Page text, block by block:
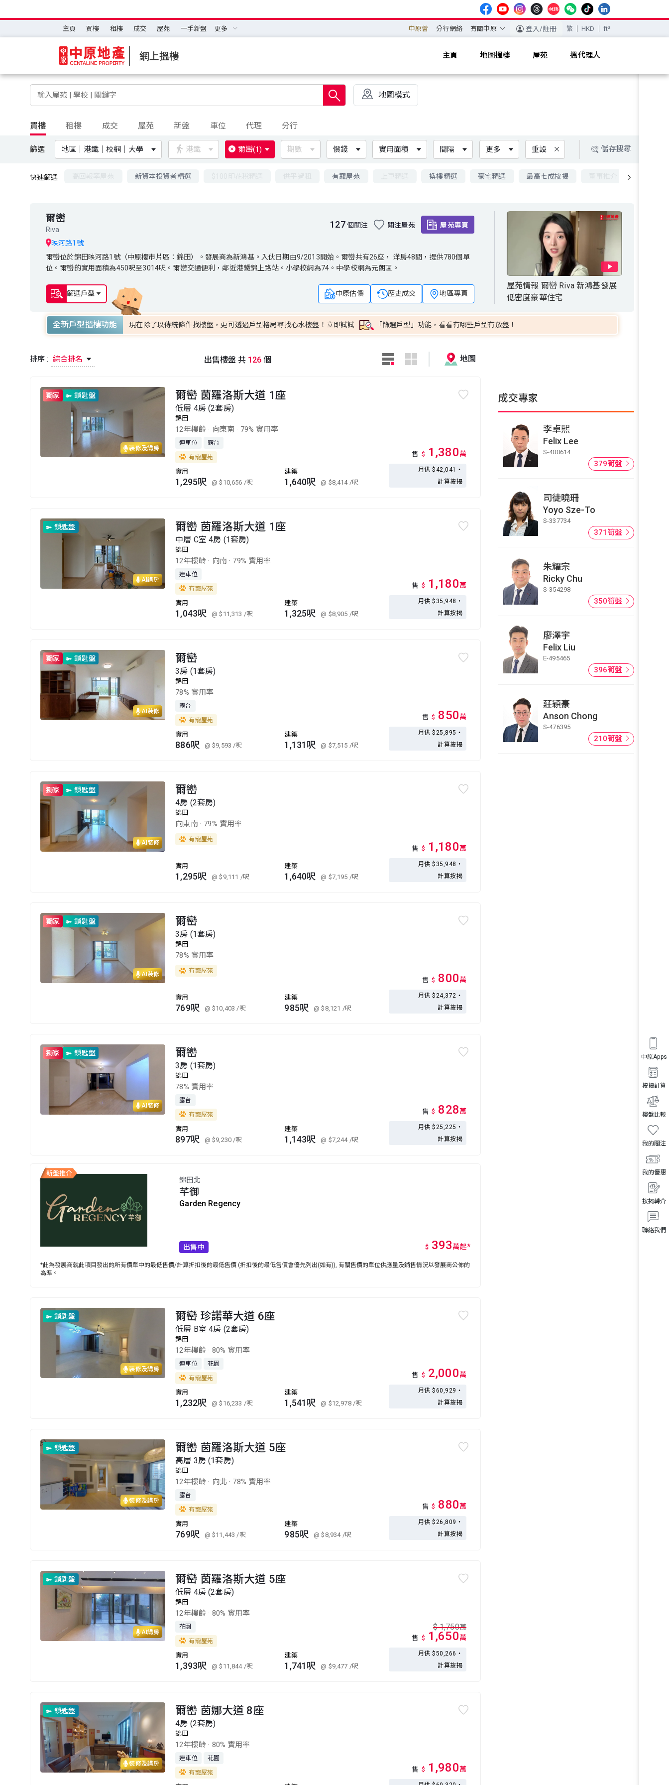
主頁 買樓 租樓 成交 屋苑 一手新盤 更多 中原薈 分行網絡 有關中原 登入/註冊 繁 HKD ft²
網上搵樓 主頁 地圖搵樓 屋苑 搵代理人
聯絡我們
按揭轉介
我的優惠
我的關注
樓盤比較
按揭計算
中原Apps
地圖模式
買樓 租樓 成交 屋苑 新盤 車位 代理 分行
篩選 地區｜港鐵｜校網｜大學 港鐵 爾巒(1) 期數 價錢 實用面積 間隔 更多 重設 儲存搜尋
快速篩選 新資本投資者精選 有寵屋苑 換樓精選 豪宅精選 最高七成按揭
爾巒
Riva 127個關注 關注屋苑 屋苑專頁
映河路1號
爾巒位於錦田映河路1號（中原樓市片區：錦田）。發展商為新鴻基。入伙日期由9/2013開始。爾巒共有26座， 洋房48間，提供780個單
位。爾巒的實用面積為450呎至3014呎。爾巒交通便利，鄰近港鐵錦上路站。小學校網為74。中學校網為元朗區。
爾巒位於錦田映河路1號（中原樓市片區：錦田）。發展商為新鴻基。入伙日期由9/2013開始。爾巒共有26座， 洋房48間，提供780個單
位。爾巒的實用面積為450呎至3014呎。爾巒交通便利，鄰近港鐵錦上路站。小學校網為74。中學校網為元朗區。
篩選戶型 中原估價 歷史成交 地區專頁
屋苑情報 爾巒 Riva 新鴻基發展
低密度豪華住宅
全新戶型搵樓功能 現在除了以傳統條件找樓盤，更可透過戶型格局尋找心水樓盤！立即試試 「篩選戶型」功能，看看有哪些戶型有放盤！
排序 : 綜合排名 出售樓盤 共 126個 地圖
裝修及講房
獨家 鎖匙盤 爾巒 茵羅洛斯大道 1座
低層 4房 (2套房)
錦田
12年樓齡 · 向東南 · 79% 實用率
連車位 露台
有寵屋苑
實用
1,295呎 @ $10,656 /呎
建築
1,640呎 @ $8,414 /呎
售 $ 1,380萬
月供 $42,041・
計算按揭
AI講房
鎖匙盤 爾巒 茵羅洛斯大道 1座
中層 C室 4房 (1套房)
錦田
12年樓齡 · 向南 · 79% 實用率
連車位
有寵屋苑
實用
1,043呎 @ $11,313 /呎
建築
1,325呎 @ $8,905 /呎
售 $ 1,180萬
月供 $35,948・
計算按揭
AI裝修
獨家 鎖匙盤 爾巒
3房 (1套房)
錦田
78% 實用率
露台
有寵屋苑
實用
886呎 @ $9,593/呎
建築
1,131呎 @ $7,515 /呎
售 $ 850萬
月供 $25,895・
計算按揭
AI裝修
獨家 鎖匙盤 爾巒
4房 (2套房)
錦田
向東南 · 79% 實用率
有寵屋苑
實用
1,295呎 @ $9,111 /呎
建築
1,640呎 @ $7,195 /呎
售 $ 1,180萬
月供 $35,948・
計算按揭
AI裝修
獨家 鎖匙盤 爾巒
3房 (1套房)
錦田
78% 實用率
有寵屋苑
實用
769呎 @ $10,403/呎
建築
985呎 @ $8,121 /呎
售 $ 800萬
月供 $24,372・
計算按揭
AI裝修
獨家 鎖匙盤 爾巒
3房 (1套房)
錦田
78% 實用率
露台
有寵屋苑
實用
897呎 @ $9,230/呎
建築
1,143呎 @ $7,244 /呎
售 $ 828萬
月供 $25,225・
計算按揭
錦田北
芊御
Garden Regency
出售中 $ 393萬起*
*此為發展商就此項目發出的所有價單中的最低售價/計算折扣後的最低售價 (折扣後的最低售價會優先列出(如有)), 有關售價的單位供應量及銷售情況以發展商公佈的
為準。
裝修及講房
鎖匙盤 爾巒 珍諾華大道 6座
低層 B室 4房 (2套房)
錦田
12年樓齡 · 80% 實用率
連車位 花園
有寵屋苑
實用
1,232呎 @ $16,233 /呎
建築
1,541呎 @ $12,978 /呎
售 $ 2,000萬
月供 $60,929・
計算按揭
裝修及講房
鎖匙盤 爾巒 茵羅洛斯大道 5座
高層 3房 (1套房)
錦田
12年樓齡 · 向北 · 78% 實用率
露台
有寵屋苑
實用
769呎 @ $11,443/呎
建築
985呎 @ $8,934 /呎
售 $ 880萬
月供 $26,809・
計算按揭
AI講房
鎖匙盤 爾巒 茵羅洛斯大道 5座
低層 4房 (2套房)
錦田
12年樓齡 · 80% 實用率
花園
有寵屋苑
實用
1,393呎 @ $11,844 /呎
建築
1,741呎 @ $9,477 /呎
$ 1,750萬
售 $ 1,650萬
月供 $50,266・
計算按揭
裝修及講房
鎖匙盤 爾巒 茵娜大道 8座
4房 (2套房)
錦田
12年樓齡 · 80% 實用率
連車位 花園
有寵屋苑 售 $ 1,980萬
成交專家
李卓𤋮
Felix Lee
S-400614
379筍盤
司徒曉珊
Yoyo Sze-To
S-337734
371筍盤
朱耀宗
Ricky Chu
S-354298
350筍盤
廖澤宇
Felix Liu
E-495465
396筍盤
莊穎豪
Anson Chong
S-476395
210筍盤